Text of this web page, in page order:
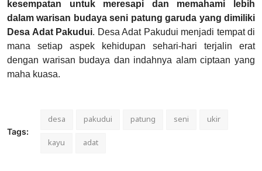
kesempatan untuk meresapi dan memahami lebih
dalam warisan budaya seni patung garuda yang dimiliki
Desa Adat Pakudui. Desa Adat Pakudui menjadi tempat di
mana setiap aspek kehidupan sehari-hari terjalin erat
dengan warisan budaya dan indahnya alam ciptaan yang
maha kuasa.
Tags:
desa pakudui patung seni
ukir
kayu
adat